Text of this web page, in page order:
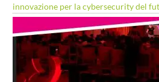
innovazione per la cybersecurity del